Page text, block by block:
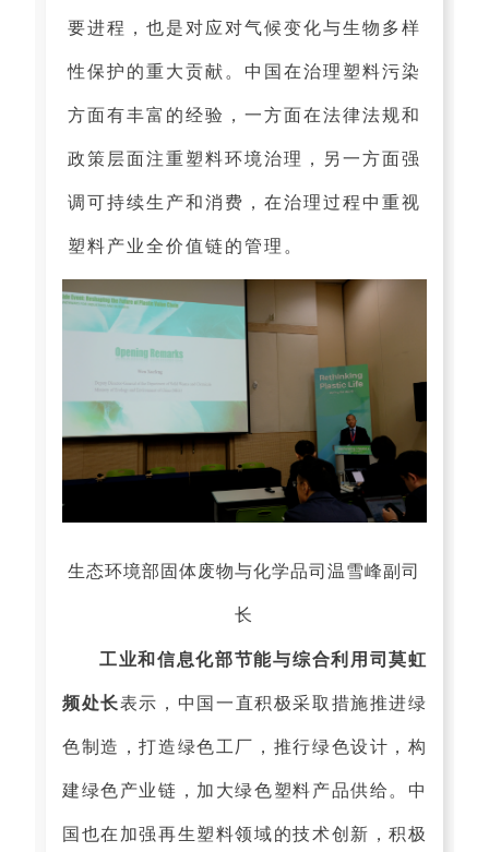
要进程，也是对应对气候变化与生物多样
性保护的重大贡献。中国在治理塑料污染
方面有丰富的经验，一方面在法律法规和
政策层面注重塑料环境治理，另一方面强
调可持续生产和消费，在治理过程中重视
塑料产业全价值链的管理。
生态环境部固体废物与化学品司温雪峰副司
长
工业和信息化部节能与综合利用司莫虹
频处长表示，中国一直积极采取措施推进绿
色制造，打造绿色工厂，推行绿色设计，构
建绿色产业链，加大绿色塑料产品供给。中
国也在加强再生塑料领域的技术创新，积极